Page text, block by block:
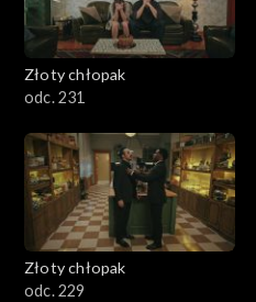
Złoty chłopak
odc. 231
Złoty chłopak
odc. 229